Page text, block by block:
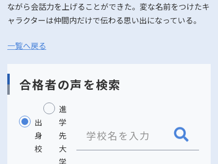
ながら会話力を上げることができた。変な名前をつけたキ
ャラクターは仲間内だけで伝わる思い出になっている。
一覧へ戻る
合格者の声を検索
出
身
校
進
学
先
大
学